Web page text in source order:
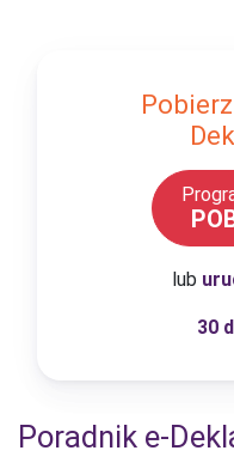
lub
30
Poradnik e-